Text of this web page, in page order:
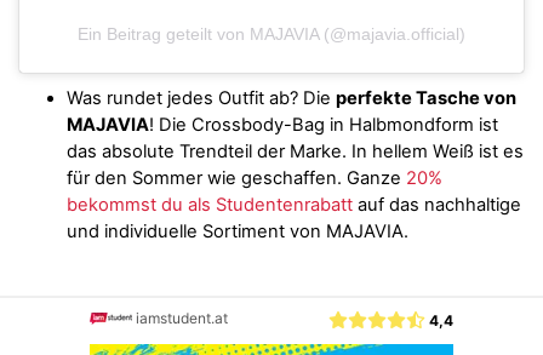
Ein Beitrag geteilt von MAJAVIA (@majavia.official)
Was rundet jedes Outfit ab? Die perfekte Tasche von
MAJAVIA! Die Crossbody-Bag in Halbmondform ist
das absolute Trendteil der Marke. In hellem Weiß ist es
für den Sommer wie geschaffen. Ganze 20%
bekommst du als Studentenrabatt auf das nachhaltige
und individuelle Sortiment von MAJAVIA.